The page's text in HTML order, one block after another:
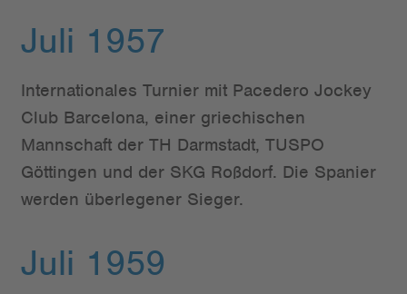
Juli 1957
Internationales Turnier mit Pacedero Jockey
Club Barcelona, einer griechischen
Mannschaft der TH Darmstadt, TUSPO
Göttingen und der SKG Roßdorf. Die Spanier
werden überlegener Sieger.
Juli 1959